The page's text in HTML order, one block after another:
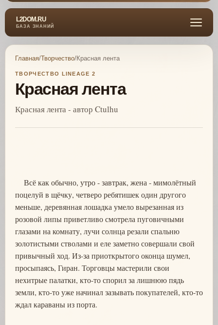
L2DOM.RU
БАЗА ЗНАНИЙ
Главная/Творчество/Красная лента
ТВОРЧЕСТВО LINEAGE 2
Красная лента
Красная лента - автор Ctulhu
Всё как обычно, утро - завтрак, жена - мимолётный
поцелуй в щёчку, четверо ребятишек один другого
меньше, деревянная лошадка умело вырезанная из
розовой липы приветливо смотрела пуговичными
глазами на комнату, лучи солнца резали спальню
золотистыми стволами и еле заметно совершали свой
привычный ход. Из-за приоткрытого оконца шумел,
просыпаясь, Гиран. Торговцы мастерили свои
нехитрые палатки, кто-то спорил за лишнюю пядь
земли, кто-то уже начинал зазывать покупателей, кто-то
ждал караваны из порта.